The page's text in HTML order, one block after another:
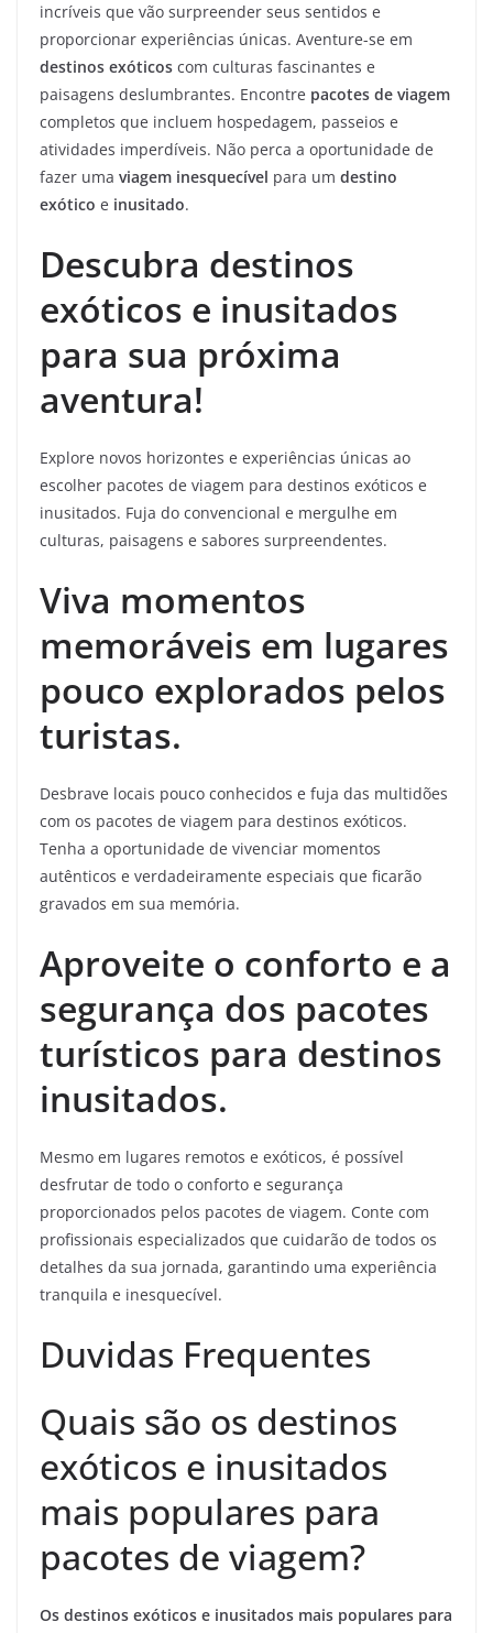
incríveis que vão surpreender seus sentidos e
proporcionar experiências únicas. Aventure-se em
destinos exóticos com culturas fascinantes e
paisagens deslumbrantes. Encontre pacotes de viagem
completos que incluem hospedagem, passeios e
atividades imperdíveis. Não perca a oportunidade de
fazer uma viagem inesquecível para um destino
exótico e inusitado.
Descubra destinos
exóticos e inusitados
para sua próxima
aventura!
Explore novos horizontes e experiências únicas ao
escolher pacotes de viagem para destinos exóticos e
inusitados. Fuja do convencional e mergulhe em
culturas, paisagens e sabores surpreendentes.
Viva momentos
memoráveis em lugares
pouco explorados pelos
turistas.
Desbrave locais pouco conhecidos e fuja das multidões
com os pacotes de viagem para destinos exóticos.
Tenha a oportunidade de vivenciar momentos
autênticos e verdadeiramente especiais que ficarão
gravados em sua memória.
Aproveite o conforto e a
segurança dos pacotes
turísticos para destinos
inusitados.
Mesmo em lugares remotos e exóticos, é possível
desfrutar de todo o conforto e segurança
proporcionados pelos pacotes de viagem. Conte com
profissionais especializados que cuidarão de todos os
detalhes da sua jornada, garantindo uma experiência
tranquila e inesquecível.
Duvidas Frequentes
Quais são os destinos
exóticos e inusitados
mais populares para
pacotes de viagem?
Os destinos exóticos e inusitados mais populares para